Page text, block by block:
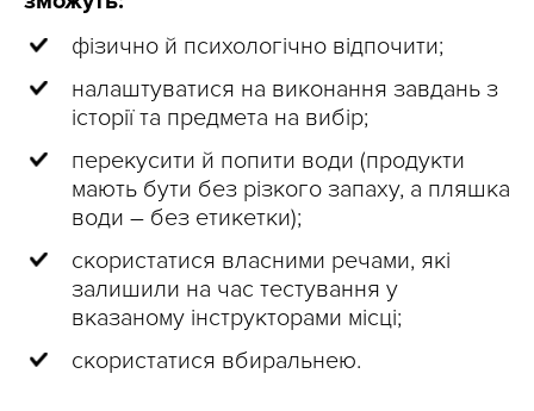
фізично й психологічно відпочити;
налаштуватися на виконання завдань з
історії та предмета на вибір;
перекусити й попити води (продукти
мають бути без різкого запаху, а пляшка
води – без етикетки);
скористатися власними речами, які
залишили на час тестування у
вказаному інструкторами місці;
скористатися вбиральнею.